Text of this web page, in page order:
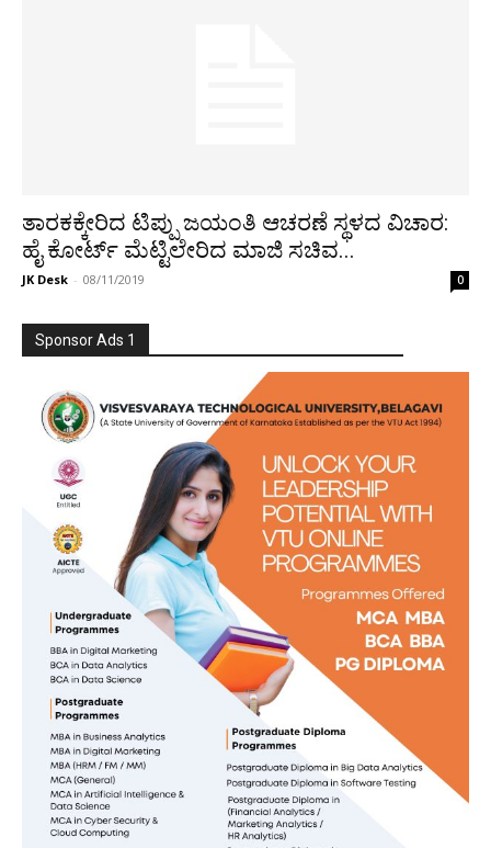
ತಾರಕಕ್ಕೇರಿದ ಟಿಪ್ಪು ಜಯಂತಿ ಆಚರಣೆ ಸ್ಥಳದ ವಿಚಾರ:
ಹೈ ಕೋರ್ಟ್ ಮೆಟ್ಟಿಲೇರಿದ ಮಾಜಿ ಸಚಿವ...
JK Desk - 08/11/2019 0
Sponsor Ads 1